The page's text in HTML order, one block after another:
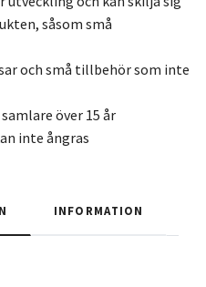
såsom små
och små tillbehör som inte
över 15 år
inte ångras
INFORMATION